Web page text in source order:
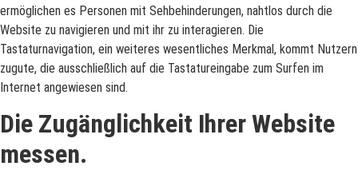
ermöglichen es Personen mit Sehbehinderungen, nahtlos durch die
Website zu navigieren und mit ihr zu interagieren. Die
Tastaturnavigation, ein weiteres wesentliches Merkmal, kommt Nutzern
zugute, die ausschließlich auf die Tastatureingabe zum Surfen im
Internet angewiesen sind.
Die Zugänglichkeit Ihrer Website
messen.